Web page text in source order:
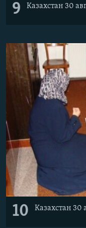
9 Казахстан 30
10 Казахстан 30